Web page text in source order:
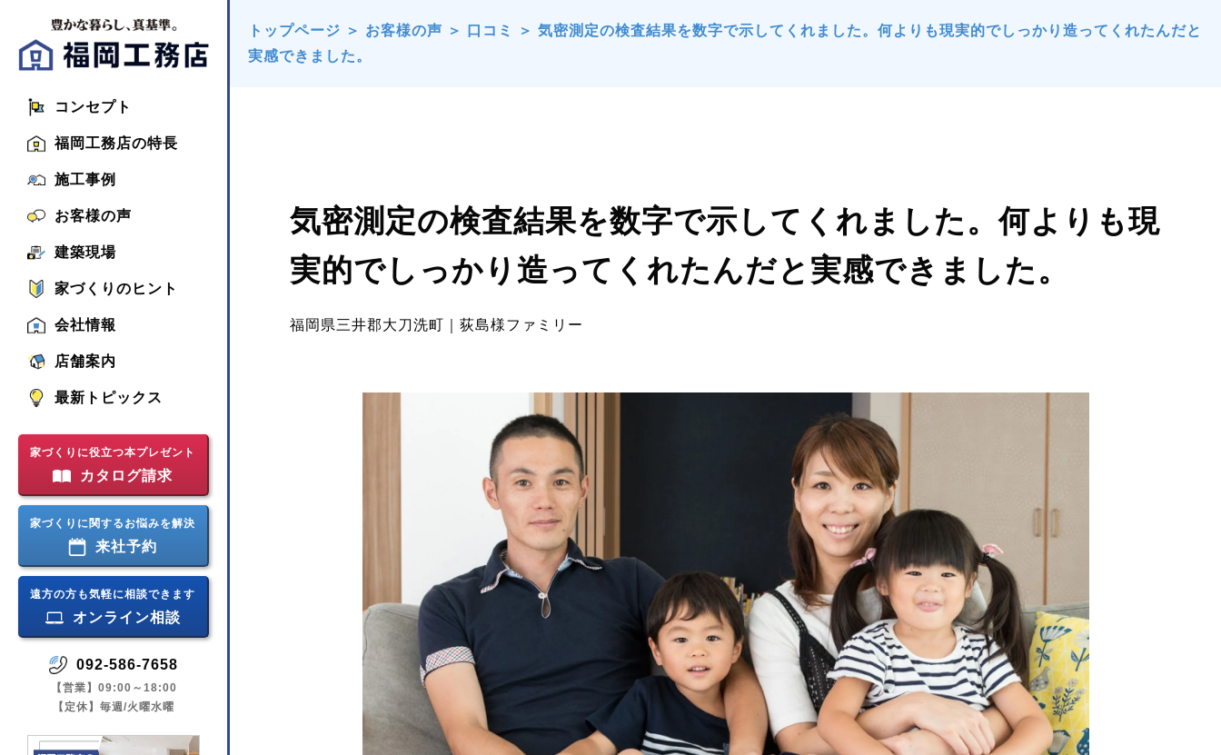
コンセプト
福岡工務店の特長
施工事例
お客様の声
建築現場
家づくりのヒント
会社情報
店舗案内
最新トピックス
家づくりに役立つ本プレゼント
カタログ請求
家づくりに関するお悩みを解決
来社予約
遠方の方も気軽に相談できます
オンライン相談
092-586-7658
【営業】09:00～18:00
【定休】毎週/火曜水曜
トップページ ＞ お客様の声 ＞ 口コミ ＞ 気密測定の検査結果を数字で示してくれました。何よりも現実的でしっかり造ってくれたんだと
実感できました。
気密測定の検査結果を数字で示してくれました。何よりも現
実的でしっかり造ってくれたんだと実感できました。
福岡県三井郡大刀洗町｜荻島様ファミリー